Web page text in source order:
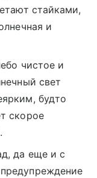
стайками,
и
чистое и
свет
будто
скорое
да еще и с